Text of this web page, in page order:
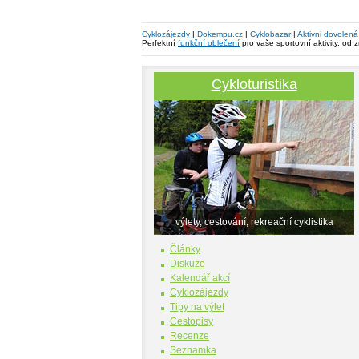
Cyklozájezdy | Dokempu.cz | Cyklobazar| Aktivni dovolená
Perfektní funkční oblečení pro vaše sportovní aktivity, od
Cykloturistika
výlety, cestování, rekreační cyklistika
Články
Diskuze
Kalendář akcí
Cyklozájezdy
Tipy na výlet
Cestopisy
Recenze
Seznamka